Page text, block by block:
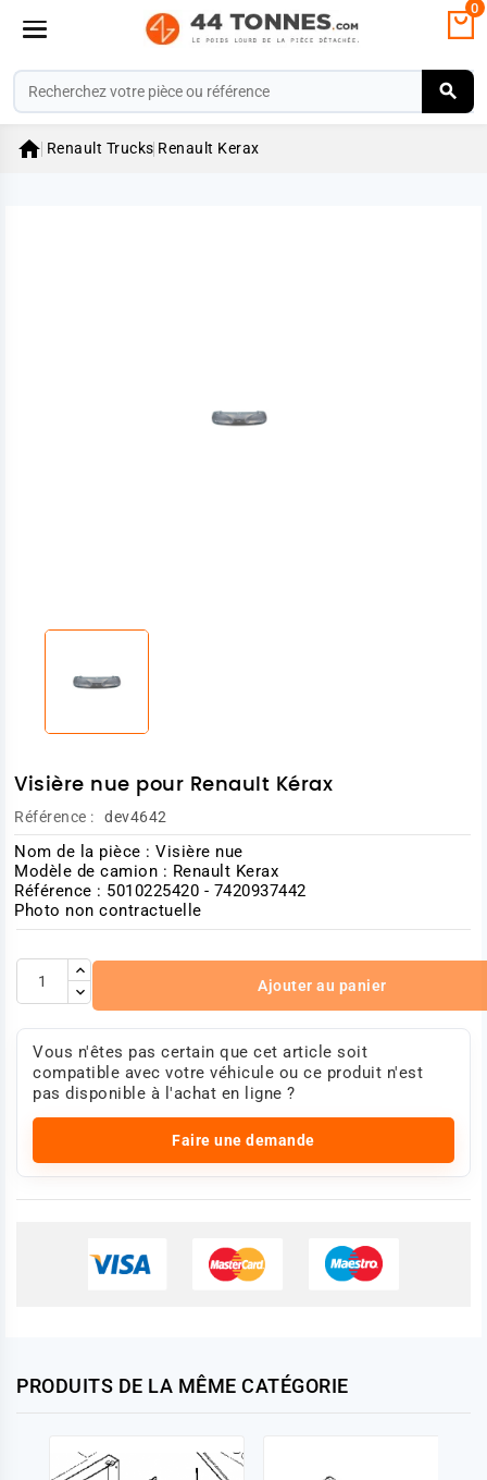
0
 Renault Trucks Renault Kerax
Visière nue pour Renault Kérax
Référence : dev4642
Nom de la pièce : Visière nue
Modèle de camion : Renault Kerax
Référence : 5010225420 - 7420937442
Photo non contractuelle
Ajouter au panier
Vous n'êtes pas certain que cet article soit
compatible avec votre véhicule ou ce produit n'est
pas disponible à l'achat en ligne ?
Faire une demande
PRODUITS DE LA MÊME CATÉGORIE